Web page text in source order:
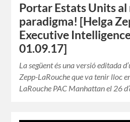
Portar Estats Units al
paradigma! [Helga
Executive
01.09.17]
La següent és una versió editada
Zepp-LaRouche que va tenir lloc
LaRouche PAC Manhattan el 26